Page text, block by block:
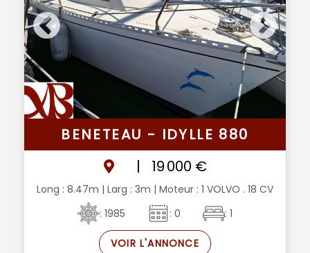
BENETEAU - IDYLLE 880
|
19 000 €
Long : 8.47m | Larg : 3m | Moteur : 1 VOLVO . 18 CV
: 1985
: 0 : 1
VOIR L'ANNONCE